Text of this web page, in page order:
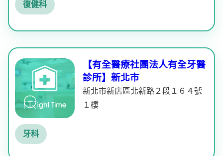
復健科
【有全醫療社團法人有全牙醫
診所】新北市
新北市新店區北新路２段１６４號
１樓
牙科